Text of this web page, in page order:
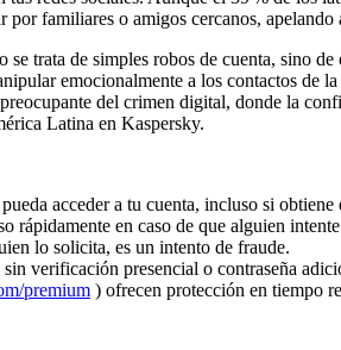
por familiares o amigos cercanos,
trata de simples robos de cuenta, sino
emocionalmente a los contactos de
del crimen digital, donde la
Latina en Kaspersky.
acceder a tu cuenta, incluso si
rápidamente en caso de que alguien
lo solicita, es un intento de fraude.
verificación presencial o contraseña
premium ) ofrecen protección en tiempo